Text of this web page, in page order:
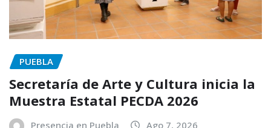
PUEBLA
Secretaría de Arte y Cultura inicia la
Muestra Estatal PECDA 2026
Presencia en Puebla Ago 7, 2026